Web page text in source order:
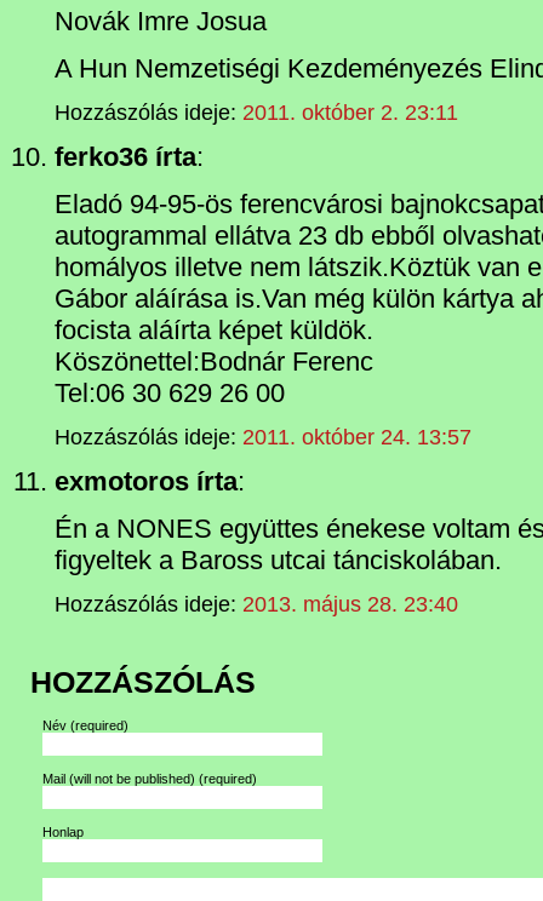
Novák Imre Josua
A Hun Nemzetiségi Kezdeményezés
Hozzászólás ideje: 2011. október 2. 23:11
ferko36 írta:
Eladó 94-95-ös ferencvárosi
autogrammal ellátva 23 db ebből
homályos illetve nem látszik.Köztük van
Gábor aláírása is.Van még külön kártya
focista aláírta képet küldök.
Köszönettel:Bodnár Ferenc
Tel:06 30 629 26 00
Hozzászólás ideje: 2011. október 24. 13:57
exmotoros írta:
Én a NONES együttes énekese voltam
figyeltek a Baross utcai tánciskolában.
Hozzászólás ideje: 2013. május 28. 23:40
HOZZÁSZÓLÁS
Név (required)
Mail (will not be published) (required)
Honlap